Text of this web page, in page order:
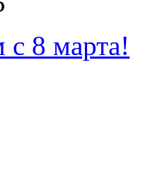
с 8 марта!